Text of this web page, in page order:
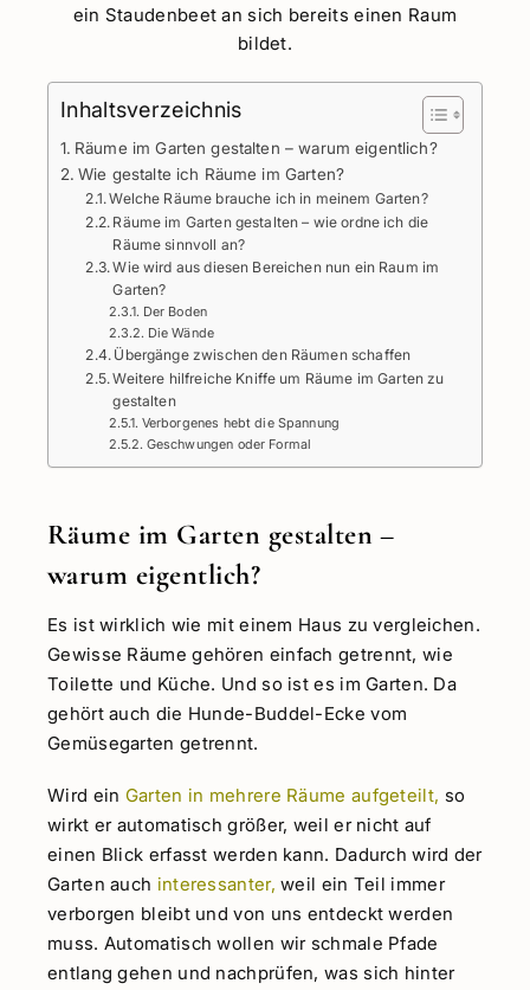
ein Staudenbeet an sich bereits einen Raum
bildet.
Inhaltsverzeichnis
Räume im Garten gestalten – warum eigentlich?
Wie gestalte ich Räume im Garten?
Welche Räume brauche ich in meinem Garten?
Räume im Garten gestalten – wie ordne ich die
Räume sinnvoll an?
Wie wird aus diesen Bereichen nun ein Raum im
Garten?
Der Boden
Die Wände
Übergänge zwischen den Räumen schaffen
Weitere hilfreiche Kniffe um Räume im Garten zu
gestalten
Verborgenes hebt die Spannung
Geschwungen oder Formal
Räume im Garten gestalten –
warum eigentlich?
Es ist wirklich wie mit einem Haus zu vergleichen.
Gewisse Räume gehören einfach getrennt, wie
Toilette und Küche. Und so ist es im Garten. Da
gehört auch die Hunde-Buddel-Ecke vom
Gemüsegarten getrennt.
Wird ein Garten in mehrere Räume aufgeteilt, so
wirkt er automatisch größer, weil er nicht auf
einen Blick erfasst werden kann. Dadurch wird der
Garten auch interessanter, weil ein Teil immer
verborgen bleibt und von uns entdeckt werden
muss. Automatisch wollen wir schmale Pfade
entlang gehen und nachprüfen, was sich hinter